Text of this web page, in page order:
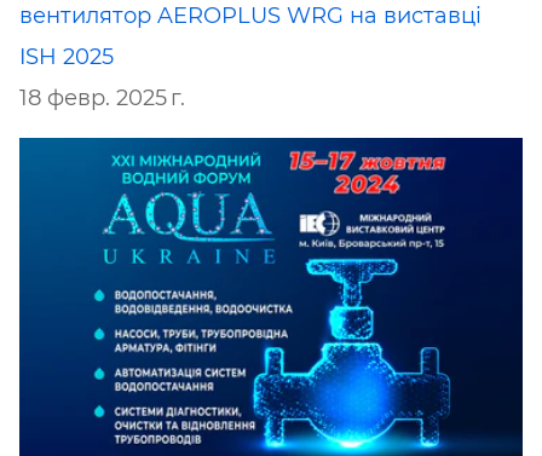
вентилятор AEROPLUS WRG на виставці
ISH 2025
18 февр. 2025 г.